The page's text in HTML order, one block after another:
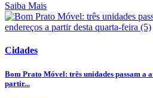
Saiba Mais
Cidades
Bom Prato Móvel: três unidades passam a
partir...